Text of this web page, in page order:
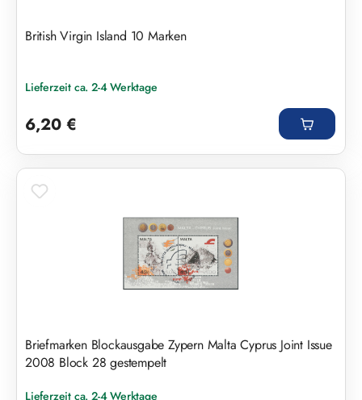
British Virgin Island 10 Marken
Lieferzeit ca. 2-4 Werktage
6,20 €
Briefmarken Blockausgabe Zypern Malta Cyprus Joint Issue
2008 Block 28 gestempelt
Lieferzeit ca. 2-4 Werktage